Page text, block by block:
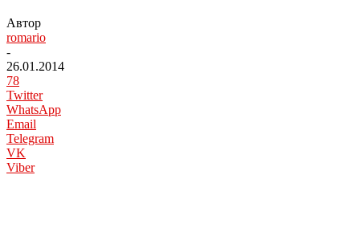
Автор
romario
-
26.01.2014
78
Twitter
WhatsApp
Email
Telegram
VK
Viber